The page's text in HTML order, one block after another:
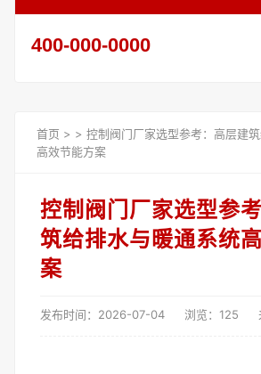
400-000-0000
首页 > > 控制阀门厂家选型参考：高层建
高效节能方案
控制阀门厂家选型参
筑给排水与暖通系统
案
发布时间：2026-07-04 浏览：125